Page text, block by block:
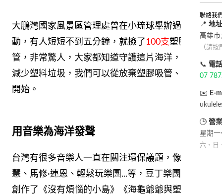
大鵬灣國家風景區管理處曾在小琉球舉辦過淨灘活
動，有人短短不到五分鐘，就撿了 100支塑膠吸
管，非常驚人，大家都知道守護這片海洋，必須要
減少塑料垃圾，我們可以從放棄塑膠吸管、塑膠袋
開始。
用音樂為海洋發聲
台灣有很多音樂人一直在關注環保議題，像是彭佳
慧、馬修·連恩、輕鬆玩樂團...等，豆丁樂團也因此
創作了《沒有煩惱的小島》《海龜爺爺與塑膠
聯絡我
📍 地址
高雄
（請按
📞 電話
07
✉️ E-
🕒 營
星期
六、日